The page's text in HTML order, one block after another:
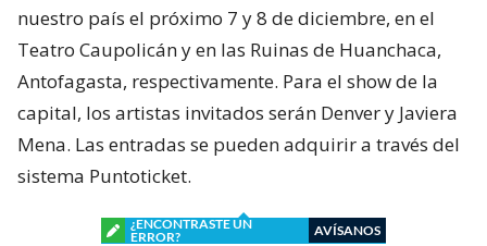
nuestro país el próximo 7 y 8 de diciembre, en el
Teatro Caupolicán y en las Ruinas de Huanchaca,
Antofagasta, respectivamente. Para el show de la
capital, los artistas invitados serán Denver y Javiera
Mena. Las entradas se pueden adquirir a través del
sistema Puntoticket.
¿ENCONTRASTE UN
ERROR?
AVÍSANOS